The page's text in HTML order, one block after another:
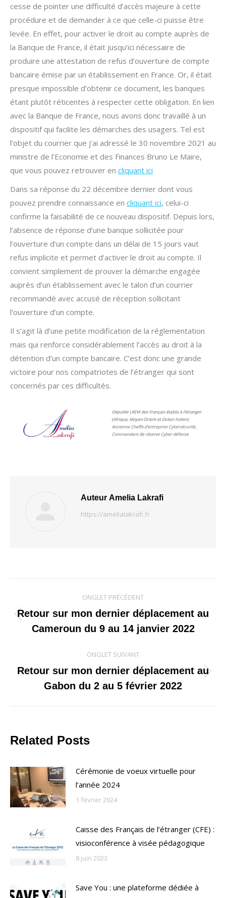
cesse de pointer une difficulté d’accès majeure à cette
procédure et de demander à ce que celle-ci puisse être
levée. En effet, pour activer le droit au compte auprès de
la Banque de France, il était jusqu’ici nécessaire de
produire une attestation de refus d’ouverture de compte
bancaire émise par un établissement en France. Or, il était
presque impossible d’obtenir ce document, les banques
étant plutôt réticentes à respecter cette obligation. En lien
avec la Banque de France, nous avons donc travaillé à un
dispositif qui facilite les démarches des usagers. Tel est
l’objet du courrier que j’ai adressé le 30 novembre 2021 au
ministre de l’Economie et des Finances Bruno Le Maire,
que vous pouvez retrouver en cliquant ici
Dans sa réponse du 22 décembre dernier dont vous
pouvez prendre connaissance en cliquant ici, celui-ci
confirme la faisabilité de ce nouveau dispositif. Depuis lors,
l’absence de réponse d’une banque sollicitée pour
l’ouverture d’un compte dans un délai de 15 jours vaut
refus implicite et permet d’activer le droit au compte. Il
convient simplement de prouver la démarche engagée
auprès d’un établissement avec le talon d’un courrier
recommandé avec accusé de réception sollicitant
l’ouverture d’un compte.
Il s’agit là d’une petite modification de la réglementation
mais qui renforce considérablement l’accès au droit à la
détention d’un compte bancaire. C’est donc une grande
victoire pour nos compatriotes de l’étranger qui sont
concernés par ces difficultés.
Auteur Amelia Lakrafi
https://amelialakrafi.fr
de
commentaire
ONGLET PRÉCÉDENT
Onglet
précédent
Retour sur mon dernier déplacement au
Cameroun du 9 au 14 janvier 2022
ONGLET SUIVANT
Onglet
suivant
Retour sur mon dernier déplacement au
Gabon du 2 au 5 février 2022
Related Posts
Cérémonie de voeux virtuelle pour
l’année 2024
1 février 2024
Caisse des Français de l’étranger (CFE) :
visioconférence à visée pédagogique
8 juin 2023
Save You : une plateforme dédiée à